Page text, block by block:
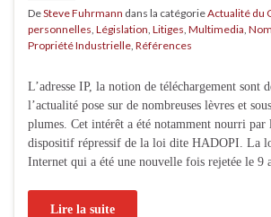
DeSteve Fuhrmann dans la catégorieActualité du
personnelles Législation Litiges Multimedia
Propriété Industrielle Références
L’adresse IP, la notion de téléchargement sont
l’actualité pose sur de nombreuses lèvres et
plumes. Cet intérêt a été notamment nourri par
dispositif répressif de la loi dite HADOPI. La
Internet qui a été une nouvelle fois rejetée le 9
Lire la suite